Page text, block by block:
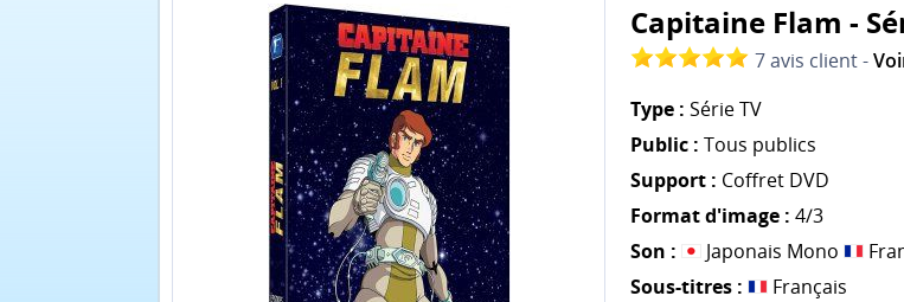
Capitaine Flam -
7 avis client -
Type : Série TV
Public : Tous publics
Support : Coffret DVD
Format d'image : 4/3
Son :
Japonais Mono
Sous-titres :
Français